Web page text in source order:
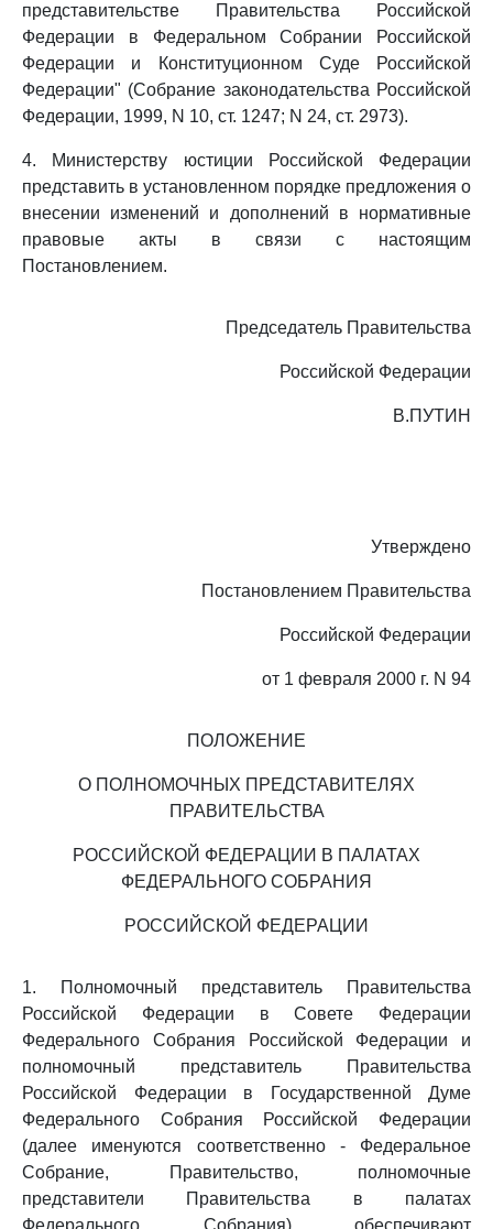
представительстве Правительства Российской
Федерации в Федеральном Собрании Российской
Федерации и Конституционном Суде Российской
Федерации" (Собрание законодательства Российской
Федерации, 1999, N 10, ст. 1247; N 24, ст. 2973).
4. Министерству юстиции Российской Федерации
представить в установленном порядке предложения о
внесении изменений и дополнений в нормативные
правовые акты в связи с настоящим
Постановлением.
Председатель Правительства
Российской Федерации
В.ПУТИН
Утверждено
Постановлением Правительства
Российской Федерации
от 1 февраля 2000 г. N 94
ПОЛОЖЕНИЕ
О ПОЛНОМОЧНЫХ ПРЕДСТАВИТЕЛЯХ
ПРАВИТЕЛЬСТВА
РОССИЙСКОЙ ФЕДЕРАЦИИ В ПАЛАТАХ
ФЕДЕРАЛЬНОГО СОБРАНИЯ
РОССИЙСКОЙ ФЕДЕРАЦИИ
1. Полномочный представитель Правительства
Российской Федерации в Совете Федерации
Федерального Собрания Российской Федерации и
полномочный представитель Правительства
Российской Федерации в Государственной Думе
Федерального Собрания Российской Федерации
(далее именуются соответственно - Федеральное
Собрание, Правительство, полномочные
представители Правительства в палатах
Федерального Собрания) обеспечивают